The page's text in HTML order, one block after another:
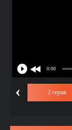
‹ 2 серия